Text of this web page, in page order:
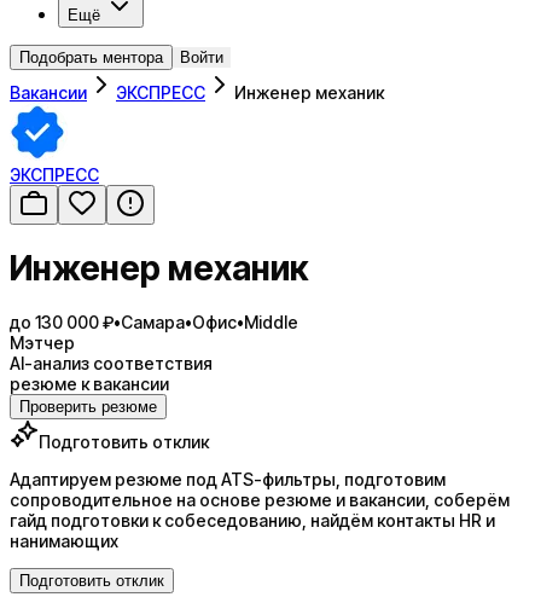
Ещё
Подобрать ментора Войти
Вакансии ЭКСПРЕСС Инженер механик
ЭКСПРЕСС
Инженер механик
до 130 000 ₽•Самара•Офис•Middle
Мэтчер
AI-анализ соответствия
резюме к вакансии
Проверить резюме
Подготовить отклик
Адаптируем резюме под ATS-фильтры, подготовим
сопроводительное на основе резюме и вакансии, соберём
гайд подготовки к собеседованию, найдём контакты HR и
нанимающих
Подготовить отклик